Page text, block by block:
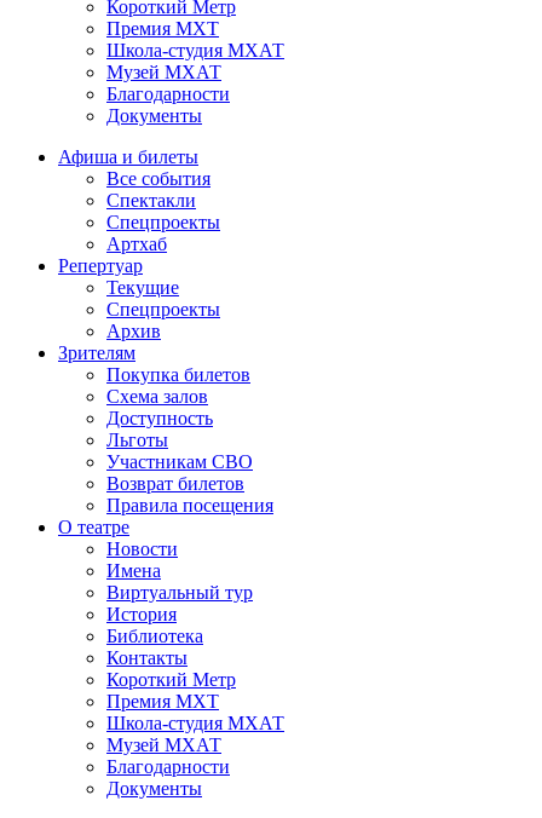
Короткий Метр
Премия МХТ
Школа-студия МХАТ
Музей МХАТ
Благодарности
Документы
Афиша и билеты
Все события
Спектакли
Спецпроекты
Артхаб
Репертуар
Текущие
Спецпроекты
Архив
Зрителям
Покупка билетов
Схема залов
Доступность
Льготы
Участникам СВО
Возврат билетов
Правила посещения
О театре
Новости
Имена
Виртуальный тур
История
Библиотека
Контакты
Короткий Метр
Премия МХТ
Школа-студия МХАТ
Музей МХАТ
Благодарности
Документы